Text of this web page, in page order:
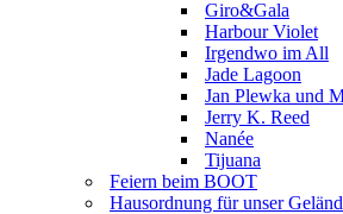
Giro&Gala
Harbour Violet
Irgendwo im All
Jade Lagoon
Jan Plewka und
Jerry K. Reed
Nanée
Tijuana
Feiern beim BOOT
Hausordnung für unser